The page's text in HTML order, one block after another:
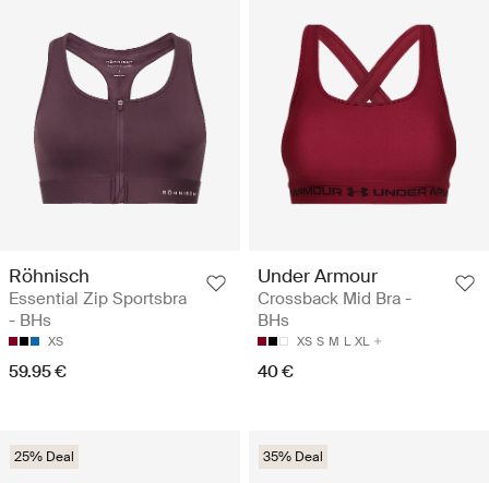
Röhnisch
Essential Zip Sportsbra
- BHs
XS
59.95 €
Under Armour
Crossback Mid Bra -
BHs
XS S M L XL
40 €
25% Deal 35% Deal